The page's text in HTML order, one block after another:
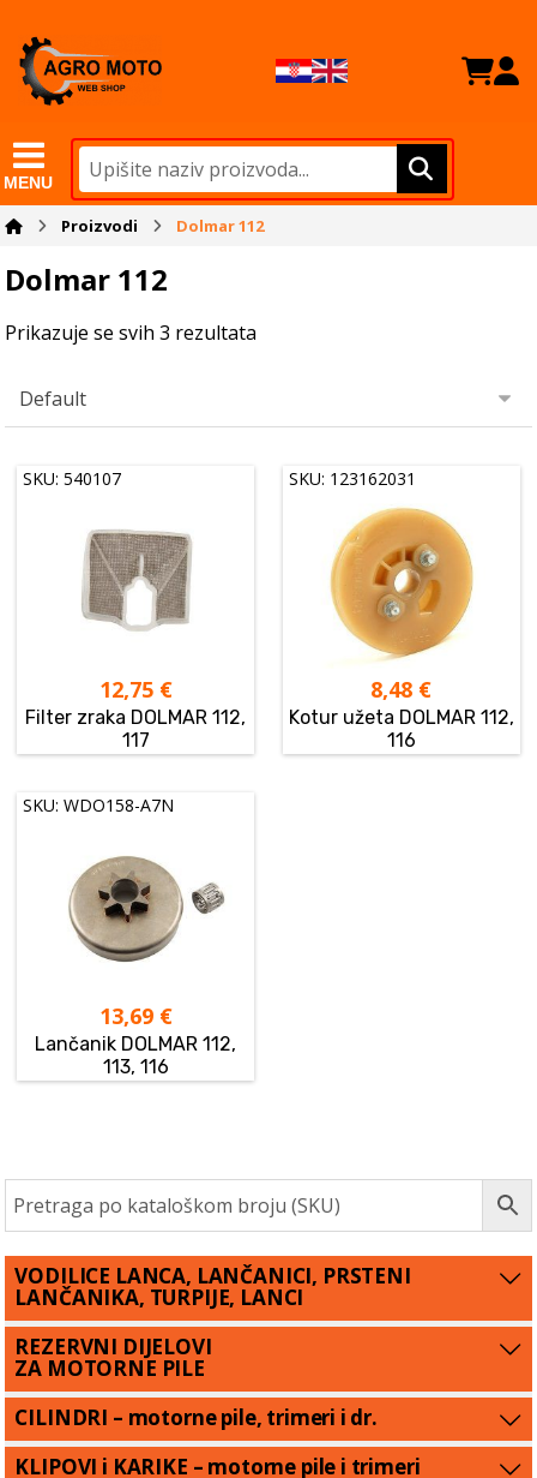
MENU
Proizvodi Dolmar 112
Dolmar 112
Prikazuje se svih 3 rezultata
SKU: 540107
12,75 €
Filter zraka DOLMAR 112,
117
SKU: 123162031
8,48 €
Kotur užeta DOLMAR 112,
116
SKU: WDO158-A7N
13,69 €
Lančanik DOLMAR 112,
113, 116
VODILICE LANCA, LANČANICI, PRSTENI
LANČANIKA, TURPIJE, LANCI
REZERVNI DIJELOVI
ZA MOTORNE PILE
CILINDRI – motorne pile, trimeri i dr.
KLIPOVI i KARIKE – motorne pile i trimeri